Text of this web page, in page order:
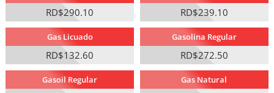
RD$290.10 RD$239.10
Gas Licuado
RD$132.60
Gasolina Regular
RD$272.50
Gasoil Regular Gas Natural